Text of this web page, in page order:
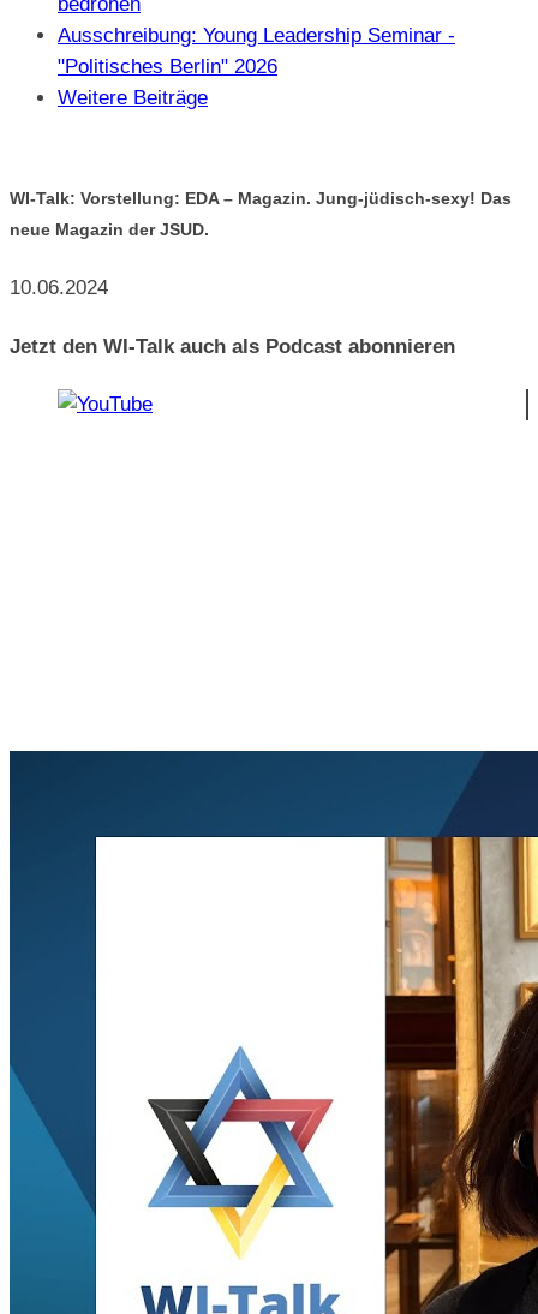
Ausschreibung: Young Leadership Seminar -
"Politisches Berlin" 2026
Weitere Beiträge
WI-Talk: Vorstellung: EDA – Magazin. Jung-jüdisch-sexy! Das
neue Magazin der JSUD.
10.06.2024
Jetzt den WI-Talk auch als Podcast abonnieren